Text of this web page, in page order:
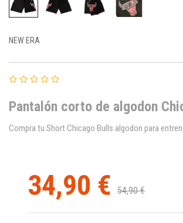
NEW ERA
Pantalón corto de algodon
Compra tu Short Chicago Bulls algodon para
34,90 € 54,90 €